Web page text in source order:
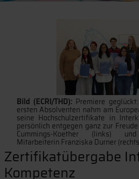
Bild (ECRI/THD): Premiere
ersten Absolventen nahm am
seine Hochschulzertifikate in
persönlich entgegen ganz zur
Cummings-Koether (links)
Mitarbeiterin Franziska Durner
Zertifikatübergabe
Kompetenz